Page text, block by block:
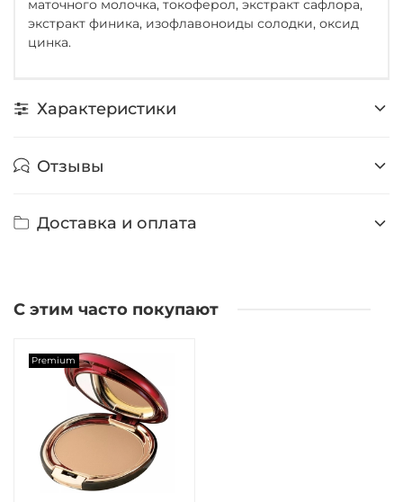
маточного молочка, токоферол, экстракт сафлора,
экстракт финика, изофлавоноиды солодки, оксид
цинка.
Характеристики
Отзывы
Доставка и оплата
С этим часто покупают
Premium